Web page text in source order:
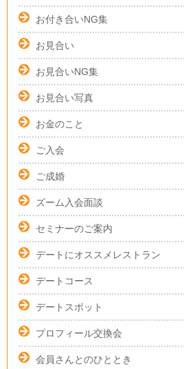
お付き合いNG集
お見合い
お見合いNG集
お見合い写真
お金のこと
ご入会
ご成婚
ズーム入会面談
セミナーのご案内
デートにオススメレストラン
デートコース
デートスポット
プロフィール交換会
会員さんとのひととき